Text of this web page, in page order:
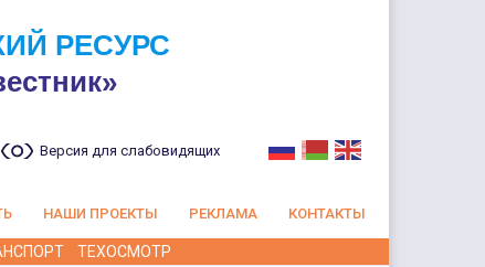
РЕСУРС
Версия для слабовидящих
НАШИ ПРОЕКТЫ РЕКЛАМА КОНТАКТЫ
ТЕХОСМОТР